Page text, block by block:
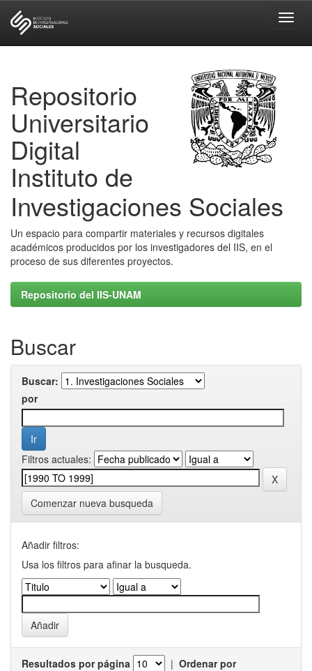
Repositorio
Universitario
Digital
Instituto de
Investigaciones Sociales
Un espacio para compartir materiales y recursos digitales
académicos producidos por los investigadores del IIS, en el
proceso de sus diferentes proyectos.
Repositorio del IIS-UNAM
Buscar
Buscar:
por
Filtros actuales:
Comenzar nueva busqueda
Añadir filtros:
Usa los filtros para afinar la busqueda.
Resultados por página | Ordenar por